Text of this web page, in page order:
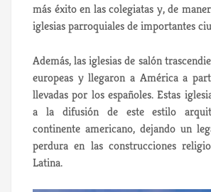
más éxito en las colegiatas y, de
iglesias parroquiales de importantes
Además, las iglesias de salón
europeas y llegaron a América a
llevadas por los españoles. Estas
a la difusión de este estilo
continente americano, dejando un
perdura en las construcciones
Latina.